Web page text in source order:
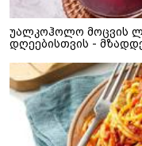
უალკოჰოლო მოცვის
დღეებისთვის -